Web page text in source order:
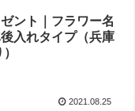
ント｜フラワー名
入れタイプ（兵庫
2021.08.25